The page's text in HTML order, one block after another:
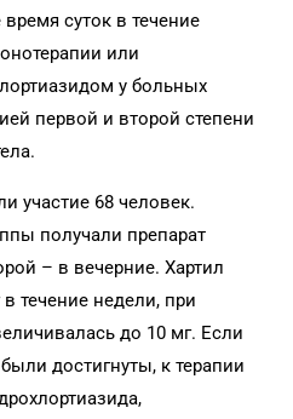
суток в течение
или
у больных
первой и второй степени
участие 68 человек.
получали препарат
– в вечерние. Хартил
течение недели, при
до 10 мг. Если
достигнуты, к терапии